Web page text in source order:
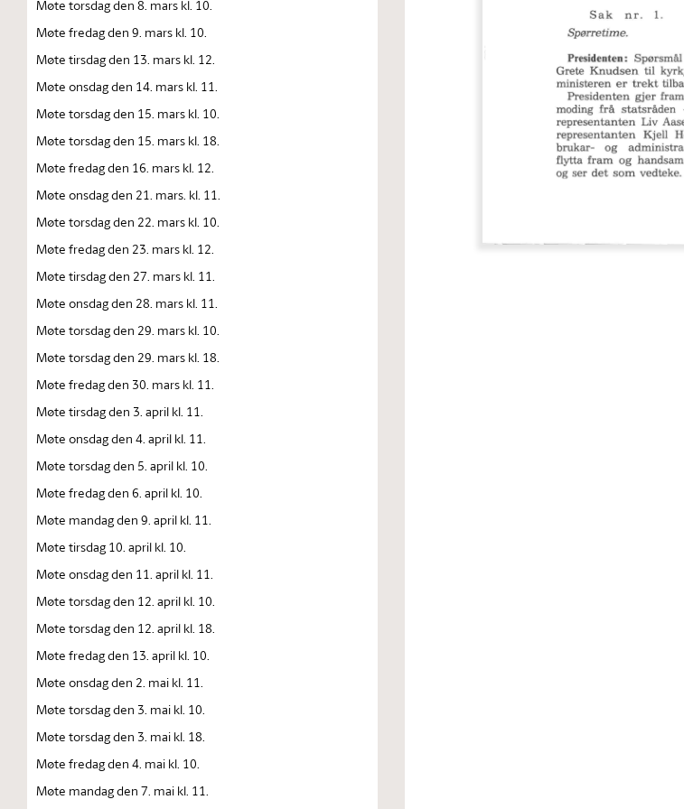
Møte torsdag den 8. mars kl. 10.
Møte fredag den 9. mars kl. 10.
Møte tirsdag den 13. mars kl. 12.
Møte onsdag den 14. mars kl. 11.
Møte torsdag den 15. mars kl. 10.
Møte torsdag den 15. mars kl. 18.
Møte fredag den 16. mars kl. 12.
Møte onsdag den 21. mars. kl. 11.
Møte torsdag den 22. mars kl. 10.
Møte fredag den 23. mars kl. 12.
Møte tirsdag den 27. mars kl. 11.
Møte onsdag den 28. mars kl. 11.
Møte torsdag den 29. mars kl. 10.
Møte torsdag den 29. mars kl. 18.
Møte fredag den 30. mars kl. 11.
Møte tirsdag den 3. april kl. 11.
Møte onsdag den 4. april kl. 11.
Møte torsdag den 5. april kl. 10.
Møte fredag den 6. april kl. 10.
Møte mandag den 9. april kl. 11.
Møte tirsdag 10. april kl. 10.
Møte onsdag den 11. april kl. 11.
Møte torsdag den 12. april kl. 10.
Møte torsdag den 12. april kl. 18.
Møte fredag den 13. april kl. 10.
Møte onsdag den 2. mai kl. 11.
Møte torsdag den 3. mai kl. 10.
Møte torsdag den 3. mai kl. 18.
Møte fredag den 4. mai kl. 10.
Møte mandag den 7. mai kl. 11.